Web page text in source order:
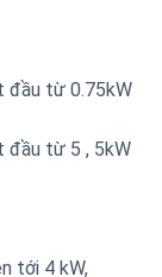
đầu từ 0.75kW
đầu từ 5 , 5kW
tới 4 kW,